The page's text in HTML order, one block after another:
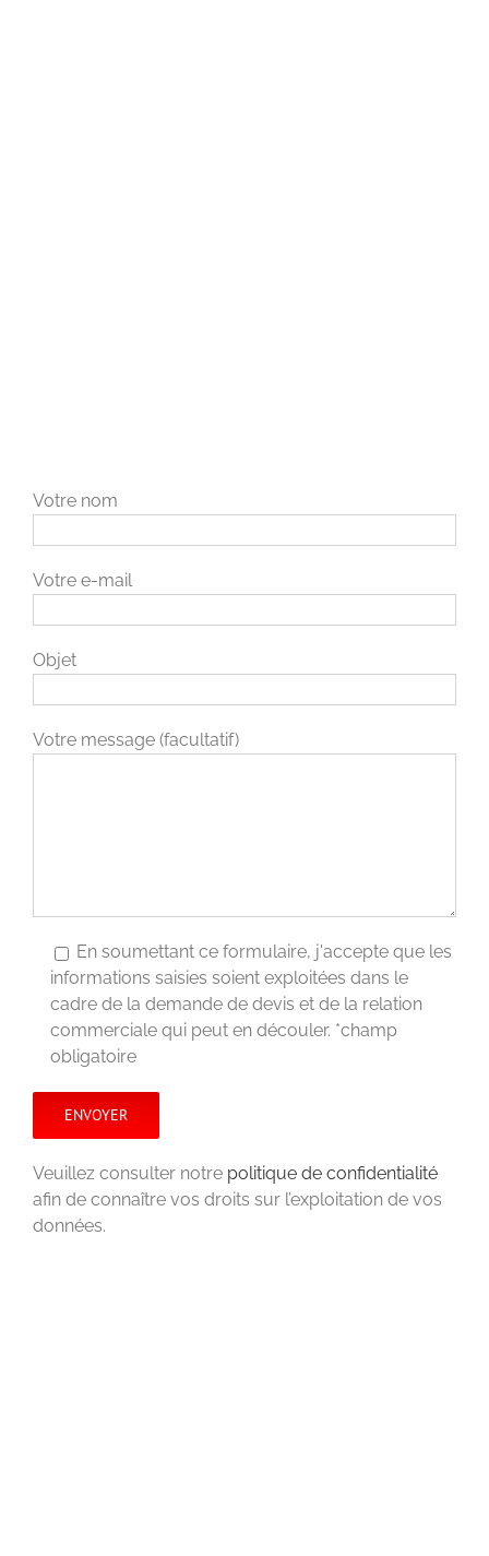
Votre nom
Votre e-mail
Objet
Votre message (facultatif)
En soumettant ce formulaire, j'accepte que les
informations saisies soient exploitées dans le
cadre de la demande de devis et de la relation
commerciale qui peut en découler. *champ
obligatoire
Veuillez consulter notre politique de confidentialité
afin de connaître vos droits sur l’exploitation de vos
données.